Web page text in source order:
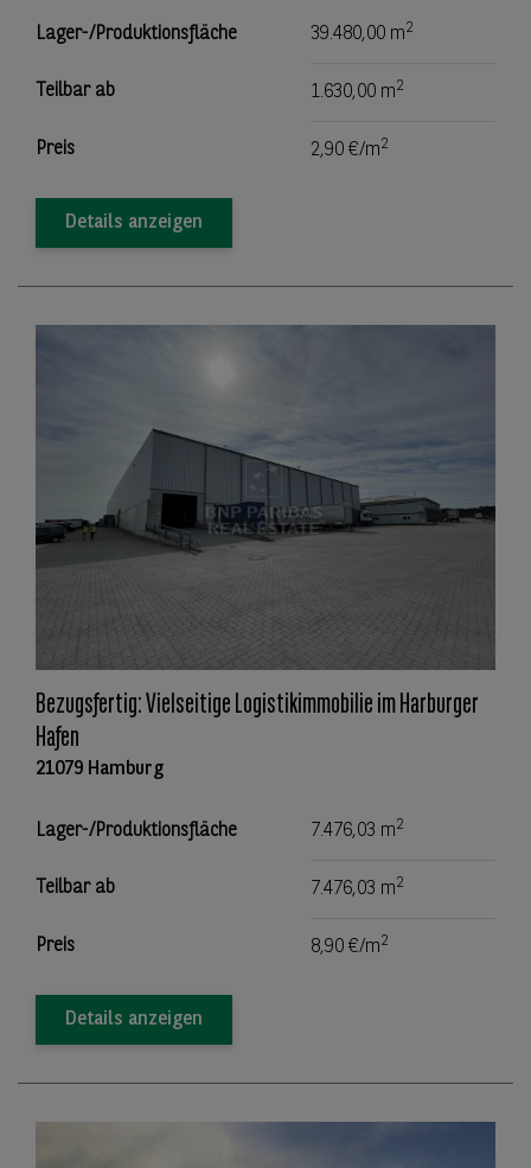
Lager-/Produktionsfläche 39.480,00 m2
Teilbar ab 1.630,00 m2
Preis 2,90 €/m2
Details anzeigen
Bezugsfertig: Vielseitige Logistikimmobilie im Harburger
Hafen
21079 Hamburg
Lager-/Produktionsfläche 7.476,03 m2
Teilbar ab 7.476,03 m2
Preis 8,90 €/m2
Details anzeigen